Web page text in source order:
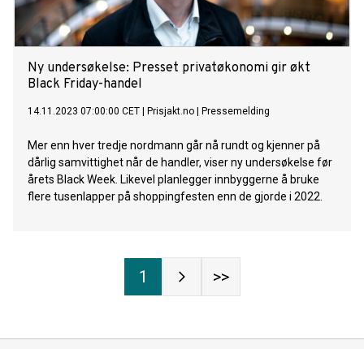
Ny undersøkelse: Presset privatøkonomi gir økt
Black Friday-handel
14.11.2023 07:00:00 CET Prisjakt.no Pressemelding
Mer enn hver tredje nordmann går nå rundt og kjenner på
dårlig samvittighet når de handler, viser ny undersøkelse før
årets Black Week. Likevel planlegger innbyggerne å bruke
flere tusenlapper på shoppingfesten enn de gjorde i 2022.
1 >>